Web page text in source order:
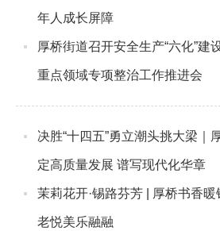
年人成长屏障
厚桥街道召开安全生产“六化”建
重点领域专项整治工作推进会
决胜“十四五”勇立潮头挑大梁｜
定高质量发展 谱写现代化华章
茉莉花开·锡路芬芳 | 厚桥书香暖
老悦美乐融融